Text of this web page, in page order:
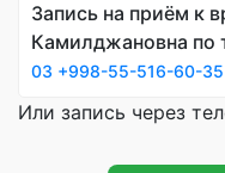
Запись на приём к
Камилджановна
03 +998-55-516-60-35
Или запись через